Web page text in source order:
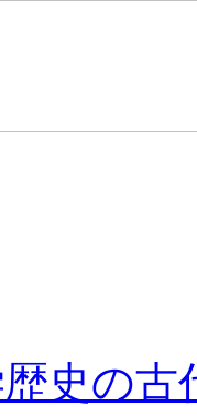
歴史の